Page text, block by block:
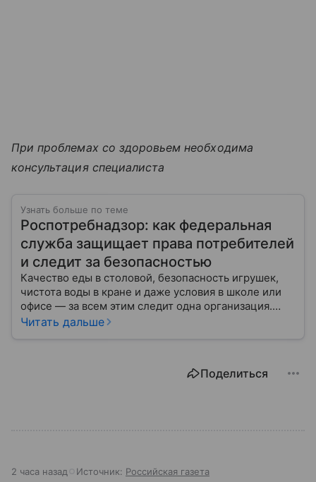
При проблемах со здоровьем необходима
консультация специалиста
Узнать больше по теме
Роспотребнадзор: как федеральная
служба защищает права потребителей
и следит за безопасностью
Качество еды в столовой, безопасность игрушек,
чистота воды в кране и даже условия в школе или
офисе — за всем этим следит одна организация.
Роспотребнадзор — федеральная служба, которая
её работа важна для каждого жителя России.
Читать дальше
Поделиться
2 часа назад Источник: Российская газета